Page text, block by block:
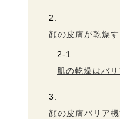
顔の皮膚が乾燥
肌の乾燥はバ
顔の皮膚バリア